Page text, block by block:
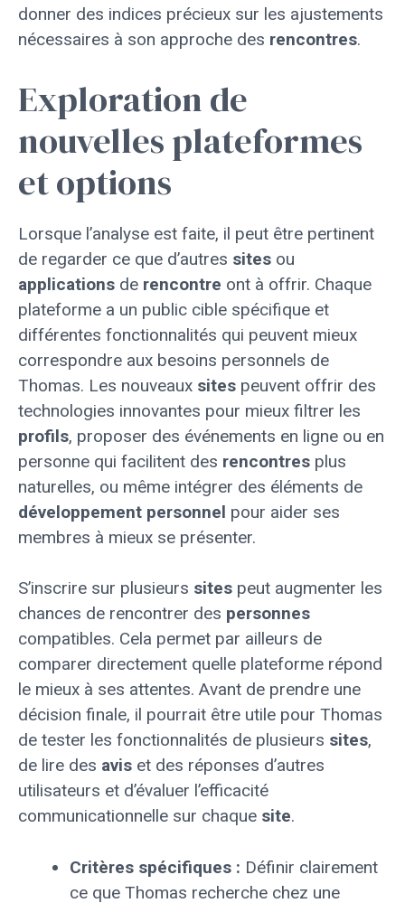
donner des indices précieux sur les ajustements
nécessaires à son approche des rencontres.
Exploration de
nouvelles plateformes
et options
Lorsque l’analyse est faite, il peut être pertinent
de regarder ce que d’autres sites ou
applications de rencontre ont à offrir. Chaque
plateforme a un public cible spécifique et
différentes fonctionnalités qui peuvent mieux
correspondre aux besoins personnels de
Thomas. Les nouveaux sites peuvent offrir des
technologies innovantes pour mieux filtrer les
profils, proposer des événements en ligne ou en
personne qui facilitent des rencontres plus
naturelles, ou même intégrer des éléments de
développement personnel pour aider ses
membres à mieux se présenter.
S’inscrire sur plusieurs sites peut augmenter les
chances de rencontrer des personnes
compatibles. Cela permet par ailleurs de
comparer directement quelle plateforme répond
le mieux à ses attentes. Avant de prendre une
décision finale, il pourrait être utile pour Thomas
de tester les fonctionnalités de plusieurs sites,
de lire des avis et des réponses d’autres
utilisateurs et d’évaluer l’efficacité
communicationnelle sur chaque site.
Critères spécifiques : Définir clairement
ce que Thomas recherche chez une